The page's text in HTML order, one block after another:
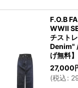
F.O.B
WWII
チスト
Denim"
げ無料】
27,000
(税込: